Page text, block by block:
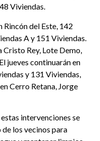
Viviendas.
Rincón del Este, 142
A y 151 Viviendas.
Cristo Rey, Lote Demo,
jueves continuarán en
y 131 Viviendas,
Cerro Retana, Jorge
intervenciones se
los vecinos para